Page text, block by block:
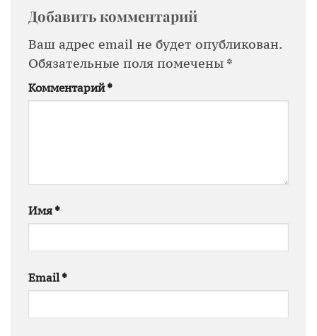
Добавить комментарий
Ваш адрес email не будет опубликован.
Обязательные поля помечены *
Комментарий*
Имя *
Email *